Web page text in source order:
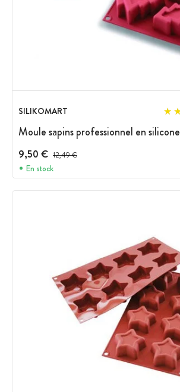
SILIKOMART
Moule sapins professionnel en silicone
9,50 € Prix avant réduction :
12,49 €
En stock